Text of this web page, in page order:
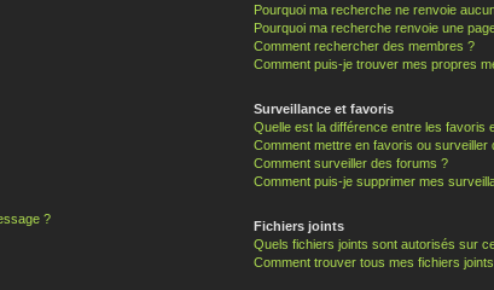
?
Pourquoi ma recherche ne renvoie
Pourquoi ma recherche renvoie une
Comment rechercher des membres ?
Comment puis-je trouver mes propres
Surveillance et favoris
Quelle est la différence entre les favoris
Comment mettre en favoris ou surveiller
Comment surveiller des forums ?
Comment puis-je supprimer mes
Fichiers joints
Quels fichiers joints sont autorisés sur
Comment trouver tous mes fichiers